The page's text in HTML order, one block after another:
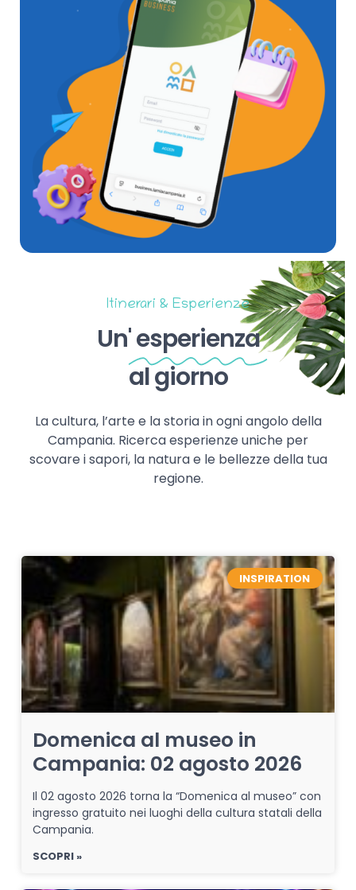
Itinerari & Esperienze
Un'esperienza
al giorno
La cultura, l’arte e la storia in ogni angolo della
Campania. Ricerca esperienze uniche per
scovare i sapori, la natura e le bellezze della tua
regione.
INSPIRATION
Domenica al museo in
Campania: 02 agosto 2026
Il 02 agosto 2026 torna la “Domenica al museo” con
ingresso gratuito nei luoghi della cultura statali della
Campania.
SCOPRI »